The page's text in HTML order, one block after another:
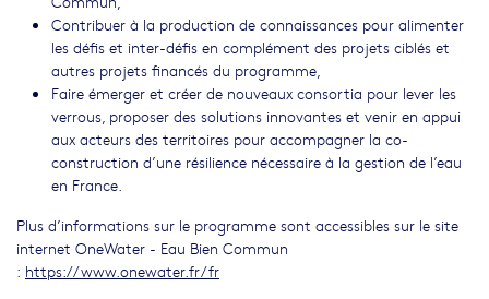
Contribuer à la production de connaissances pour alimenter
les défis et inter-défis en complément des projets ciblés et
autres projets financés du programme,
Faire émerger et créer de nouveaux consortia pour lever les
verrous, proposer des solutions innovantes et venir en appui
aux acteurs des territoires pour accompagner la co-
construction d’une résilience nécessaire à la gestion de l’eau
en France.
Plus d’informations sur le programme sont accessibles sur le site
internet OneWater - Eau Bien Commun
: https://www.onewater.fr/fr